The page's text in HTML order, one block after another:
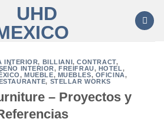
INTERIOR, BILLIANI,CONTRACT,
INTERIOR,FREIFRAU, HOTEL,
,MUEBLE, MUEBLES, OFICINA,
, STELLAR WORKS
– Proyectos y